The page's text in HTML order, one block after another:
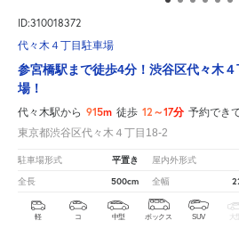
ID:310018372
代々木４丁目駐車場
参宮橋駅まで徒歩4分！渋谷区代々木
場！
代々木駅から 915m 徒歩 12～17分 予約でき
東京都渋谷区代々木４丁目18-2
駐車場形式 平置き 屋内外形式
全長 500cm 全幅
軽 コ 中型 ボックス SUV 大